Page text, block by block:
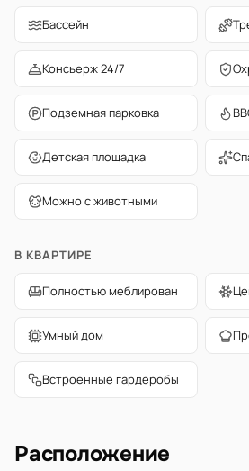
Бассейн
Консьерж 24/7
Подземная парковка
Детская площадка
Можно с животными
В КВАРТИРЕ
Полностью меблирован
Умный дом
Встроенные гардеробы
Расположение